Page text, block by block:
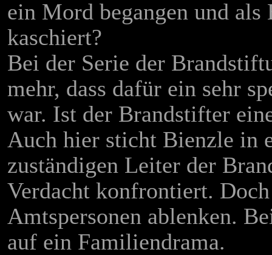
ein Mord begangen und
kaschiert?
Bei der Serie der
mehr, dass dafür ein sehr
war. Ist der Brandstifter
Auch hier sticht Bienzle in
zuständigen Leiter der
Verdacht konfrontiert.
Amtspersonen ablenken.
auf ein Familiendrama.